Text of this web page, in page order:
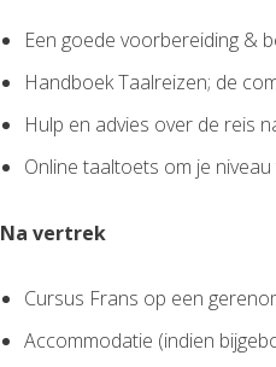
Een goede voorbereiding &
Handboek Taalreizen; de
Hulp en advies over de reis
Online taaltoets om je
Na vertrek
Cursus Frans op een
Accommodatie (indien